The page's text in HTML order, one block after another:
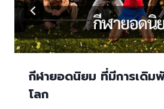
กีฬายอดนิยม ที่มีการเดิม
โลก